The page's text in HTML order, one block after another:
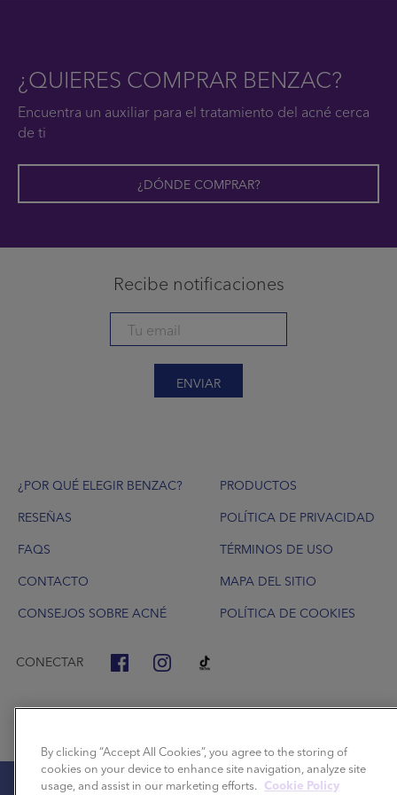
¿QUIERES COMPRAR BENZAC?
Encuentra un auxiliar para el tratamiento del acné cerca
de ti
¿DÓNDE COMPRAR?
Recibe notificaciones
ENVIAR
Footer
¿POR QUÉ ELEGIR BENZAC?
RESEÑAS
FAQS
CONTACTO
CONSEJOS SOBRE ACNÉ
PRODUCTOS
POLÍTICA DE PRIVACIDAD
TÉRMINOS DE USO
MAPA DEL SITIO
POLÍTICA DE COOKIES
CONECTAR
By clicking “Accept All Cookies”, you agree to the storing of
cookies on your device to enhance site navigation, analyze site
usage, and assist in our marketing efforts. Cookie Policy